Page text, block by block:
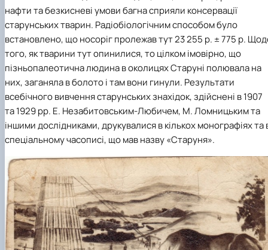
нафти та безкисневі умови багна сприяли консервації
старунських тварин. Радіобіологічним способом було
встановлено, що носоріг пролежав тут 23 255 р. ± 775 р.
того, як тварини тут опинилися, то цілком імовірно, що
пізньопалеотична людина в околицях Старуні полювала на
них, заганяла в болото і там вони гинули. Результати
всебічного вивчення старунських знахідок, здійснені в 1907
та 1929 рр. Е. Незабитовським-Любичем, М. Ломницьким та
іншими дослідниками, друкувалися в кількох монографіях та
спеціальному часописі, що мав назву «Старуня».